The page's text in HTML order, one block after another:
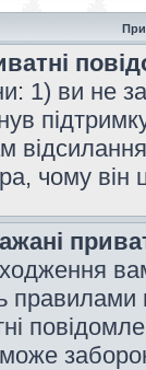
1) ви не
чому він